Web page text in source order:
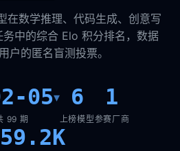
在数学推理、代码生成、创意写
中的综合 Elo 积分排名，数据
户的匿名盲测投票。
05▾
99 期
6
上榜模型
1
参赛厂商